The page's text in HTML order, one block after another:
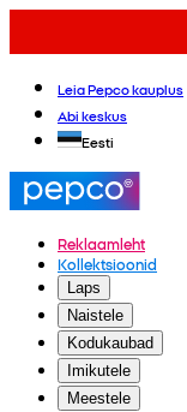
Leia Pepco kauplus
Abi keskus
Eesti
Reklaamleht
Kollektsioonid
Laps
Naistele
Kodukaubad
Imikutele
Meestele